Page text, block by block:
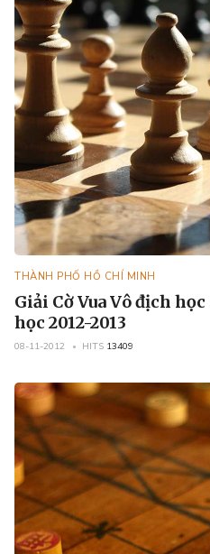
THÀNH PHỐ HỒ CHÍ MINH
Giải Cờ Vua Vô địch
học 2012-2013
08-11-2012 HITS 13409